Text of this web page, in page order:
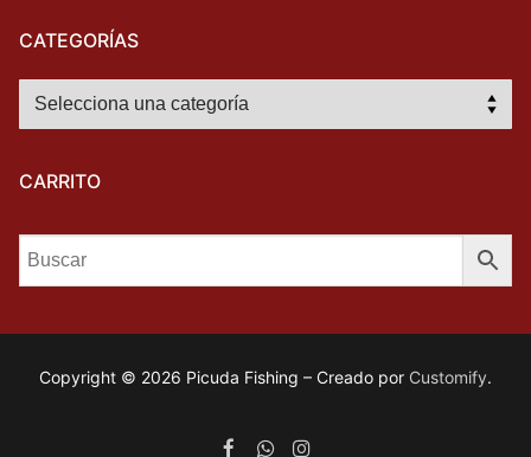
CATEGORÍAS
CARRITO
Copyright © 2026 Picuda Fishing – Creado por Customify.